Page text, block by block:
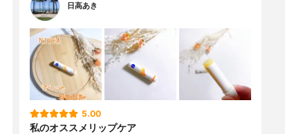
日高あき
5.00
私のオススメリップケア